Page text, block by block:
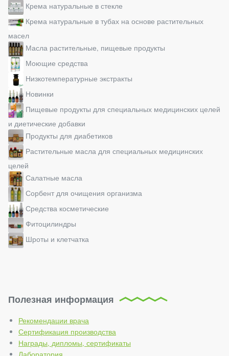
Крема натуральные в стекле
Крема натуральные в тубах на основе растительных
масел
Масла растительные, пищевые продукты
Моющие средства
Низкотемпературные экстракты
Новинки
Пищевые продукты для специальных медицинских целей
и диетические добавки
Продукты для диабетиков
Растительные масла для специальных медицинских
целей
Салатные масла
Сорбент для очищения организма
Средства косметические
Фитоцилиндры
Шроты и клетчатка
Полезная информация
Рекомендации врача
Сертификация производства
Награды, дипломы, сертификаты